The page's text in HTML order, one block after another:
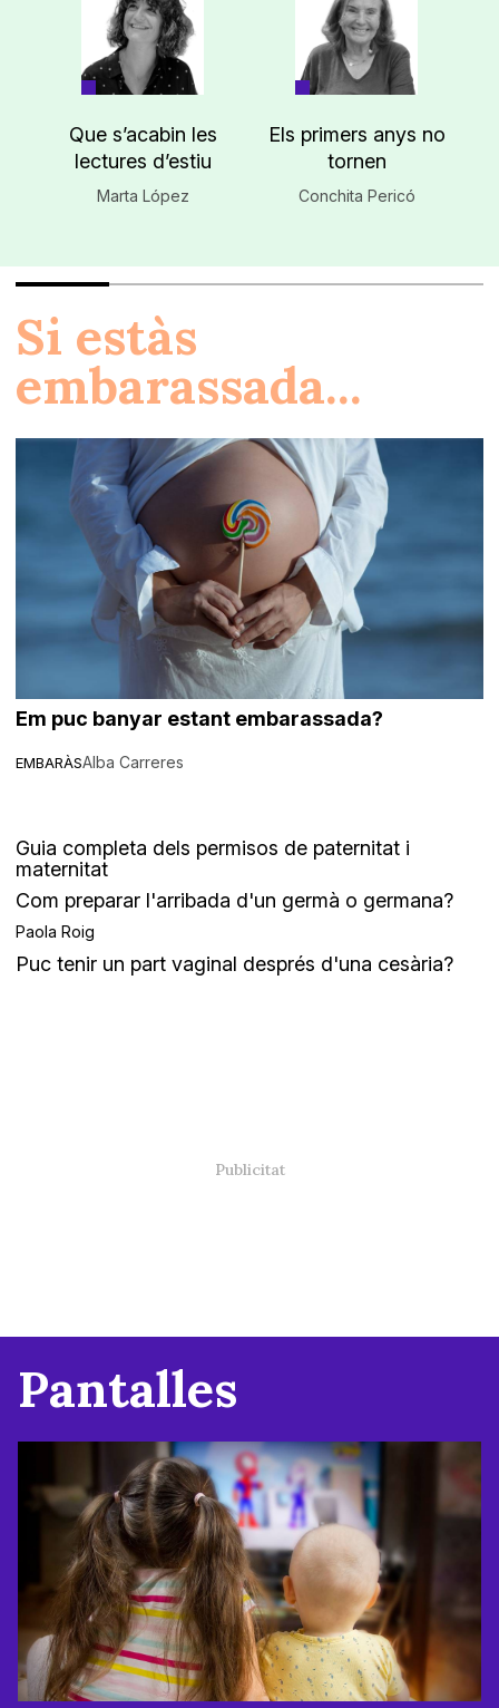
Que s’acabin les
lectures d’estiu
Marta López
Els primers anys no
tornen
Conchita Pericó
Si estàs
embarassada...
EMBARÀS
Em puc banyar estant embarassada?
Alba Carreres
Guia completa dels permisos de paternitat i
maternitat
Com preparar l'arribada d'un germà o germana?
Paola Roig
Puc tenir un part vaginal després d'una cesària?
Pantalles